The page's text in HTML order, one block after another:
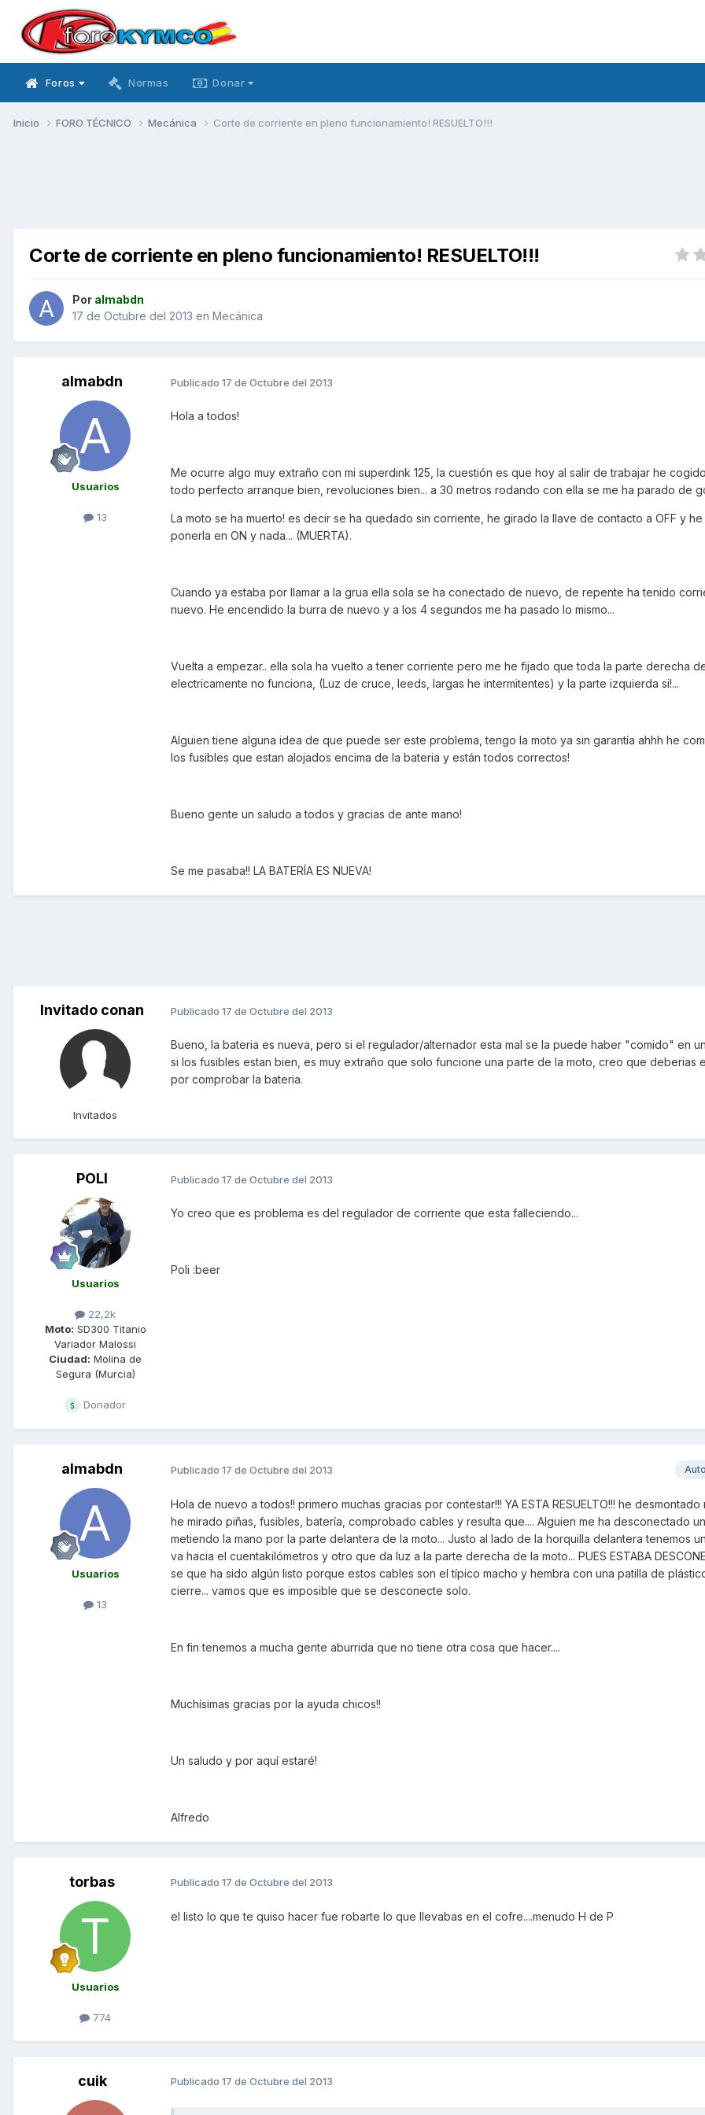
Foros Normas Donar
Inicio FORO TÉCNICO Mecánica Corte de corriente en pleno funcionamiento! RESUELTO!!!
Corte de corriente en pleno funcionamiento! RESUELTO!!!
Por almabdn
17 de Octubre del 2013 en Mecánica
almabdn
Usuarios
13
Publicado 17 de Octubre del 2013
Hola a todos!
Me ocurre algo muy extraño con mi superdink 125, la cuestión es que hoy al salir de trabajar he
todo perfecto arranque bien, revoluciones bien... a 30 metros rodando con ella se me ha parado de
La moto se ha muerto! es decir se ha quedado sin corriente, he girado la llave de contacto a OFF y
ponerla en ON y nada... (MUERTA).
Cuando ya estaba por llamar a la grua ella sola se ha conectado de nuevo, de repente ha tenido
nuevo. He encendido la burra de nuevo y a los 4 segundos me ha pasado lo mismo...
Vuelta a empezar.. ella sola ha vuelto a tener corriente pero me he fijado que toda la parte derecha
electricamente no funciona, (Luz de cruce, leeds, largas he intermitentes) y la parte izquierda si!...
Alguien tiene alguna idea de que puede ser este problema, tengo la moto ya sin garantía ahhh he
los fusibles que estan alojados encima de la bateria y están todos correctos!
Bueno gente un saludo a todos y gracias de ante mano!
Se me pasaba!! LA BATERÍA ES NUEVA!
Invitado conan
Invitados
Publicado 17 de Octubre del 2013
Bueno, la bateria es nueva, pero si el regulador/alternador esta mal se la puede haber "comido" en
si los fusibles estan bien, es muy extraño que solo funcione una parte de la moto, creo que deberias
por comprobar la bateria.
POLI
Usuarios
22,2k
Moto: SD300 Titanio
Variador Malossi
Ciudad: Molina de
Segura (Murcia)
Donador
Publicado 17 de Octubre del 2013
Yo creo que es problema es del regulador de corriente que esta falleciendo...
Poli :beer
almabdn
Usuarios
13
Publicado 17 de Octubre del 2013
Hola de nuevo a todos!! primero muchas gracias por contestar!!! YA ESTA RESUELTO!!! he desmontado
he mirado piñas, fusibles, batería, comprobado cables y resulta que.... Alguien me ha desconectado
metiendo la mano por la parte delantera de la moto... Justo al lado de la horquilla delantera tenemos
va hacia el cuentakilómetros y otro que da luz a la parte derecha de la moto... PUES ESTABA
se que ha sido algún listo porque estos cables son el típico macho y hembra con una patilla de
cierre... vamos que es imposible que se desconecte solo.
En fin tenemos a mucha gente aburrida que no tiene otra cosa que hacer....
Muchísimas gracias por la ayuda chicos!!
Un saludo y por aquí estaré!
Alfredo
torbas
Usuarios
774
Publicado 17 de Octubre del 2013
el listo lo que te quiso hacer fue robarte lo que llevabas en el cofre....menudo H de P
cuik Publicado 17 de Octubre del 2013